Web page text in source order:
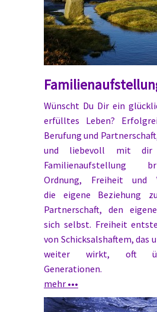
Wünscht Du Dir ein
erfülltes Leben?
Berufung und
und liebevoll mit dir
Familienaufstellung
Ordnung, Freiheit und
die eigene Beziehung
Partnerschaft, den
sich selbst. Freiheit
von Schicksalshaftem, das
weiter wirkt, oft
Generationen.
mehr •••